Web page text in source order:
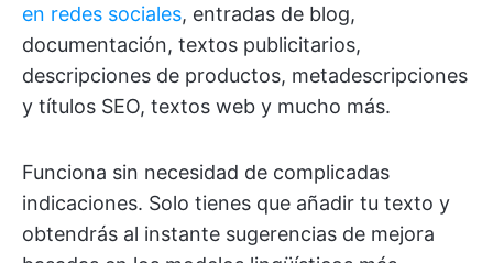
en redes sociales, entradas de blog,
documentación, textos publicitarios,
descripciones de productos, metadescripciones
y títulos SEO, textos web y mucho más.
Funciona sin necesidad de complicadas
indicaciones. Solo tienes que añadir tu texto y
obtendrás al instante sugerencias de mejora